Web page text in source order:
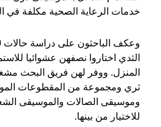
خدمات الرعاية الصحية مكلفة في
الثدي اختاروا نصفهن عشوائيا
المنزل. ووفر لهن فريق البحث
ثري ومجموعة من المقطوعات
وموسيقى الصالات والموسيقى
للاختيار من بينها.